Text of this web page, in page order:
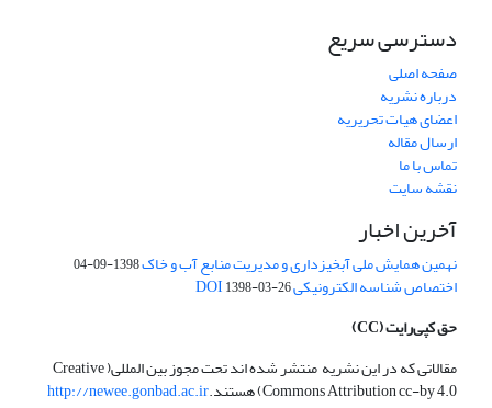
دسترسی سریع
صفحه اصلی
درباره نشریه
اعضای هیات تحریریه
ارسال مقاله
تماس با ما
نقشه سایت
آخرین اخبار
نهمین همایش ملی آبخیزداری و مدیریت منابع آب و خاک1398-09-04
اختصاص شناسه الکترونیکی DOI1398-03-26
حق کپی‌رایت(CC)
مقالاتی که در این نشریه منتشر شده اند تحت مجوز بین المللی( Creative
Commons Attribution cc-by 4.0) هستند.
http://newee.gonbad.ac.ir